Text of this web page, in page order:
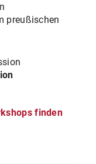
preußischen
finden